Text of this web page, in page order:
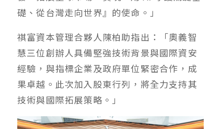
礎、從台灣走向世界』的使命。」
祺富資本管理合夥人陳柏助指出：「奧義智
慧三位創辦人具備堅強技術背景與國際資安
經驗，與指標企業及政府單位緊密合作，成
果卓越。此次加入股東行列，將全力支持其
技術與國際拓展策略。」